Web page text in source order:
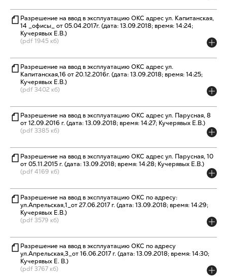
Разрешение на ввод в эксплуатацию ОКС адрес ул. Капитанская,
14 _офисы_ от 05.04.2017г. (дата: 13.09.2018; время: 14:24;
Кучерявых Е.В.)
(pdf 1945 кб)
Разрешение на ввод в эксплуатацию ОКС адрес ул.
Капитанская,16 от 20.12.2016г. (дата: 13.09.2018; время: 14:25;
Кучерявых Е.В.)
(pdf 3402 кб)
Разрешение на ввод в эксплуатацию ОКС адрес ул. Парусная, 8
от 12.09.2016 г. (дата: 13.09.2018; время: 14:27; Кучерявых Е.В.)
(pdf 3385 кб)
Разрешение на ввод в эксплуатацию ОКС адрес ул. Парусная, 10
от 05.11.2015 г. (дата: 13.09.2018; время: 14:28; Кучерявых Е.В.)
(pdf 4169 кб)
Разрешение на ввод в эксплуатацию ОКС по адресу:
ул.Апрельская,1_от 27.06.2017 г. (дата: 13.09.2018; время: 14:29;
Кучерявых Е.В.)
(pdf 3579 кб)
Разрешение на ввод в эксплуатацию ОКС по адресу
ул.Апрельская,3_от 16.06.2017 г. (дата: 13.09.2018; время: 14:30;
Кучерявых Е. В.)
(pdf 3767 кб)